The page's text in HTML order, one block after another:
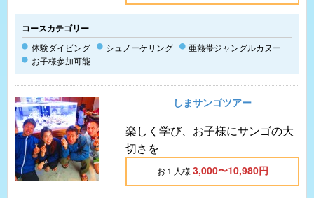
コースカテゴリー
体験ダイビング シュノーケリング
亜熱帯ジャングルカヌー
お子様参加可能
しまサンゴツアー
楽しく学び、お子様にサンゴの大
切さを
お１人様3,000〜10,980円